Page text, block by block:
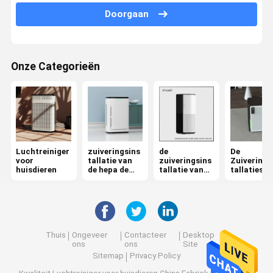
de zuiveringsinstallatie van de ozonlucht
HepaLuchtzuiveringstoestel
De Zuiveringsinstallatie van de plasmalucht
Ionische Luchtzuiveringsinstallatie
UVluchtsterilisator
De Filter van de Hepalucht
Doorgaan
Onze Categorieën
Luchtreiniger
voor
huisdieren
zuiveringsins
tallatie van
de hepa de
de
zuiveringsins
tallatie van
De
tallaties
Thuis
Ongeveer
ons
Contacteer
ons
Desktop
Site
Sitemap
Privacy Policy